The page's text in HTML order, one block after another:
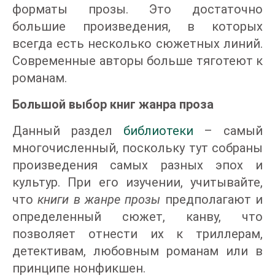
форматы прозы. Это достаточно
большие произведения, в которых
всегда есть несколько сюжетных линий.
Современные авторы больше тяготеют к
романам.
Большой выбор книг жанра проза
Данный раздел библиотеки – самый
многочисленный, поскольку тут собраны
произведения самых разных эпох и
культур. При его изучении, учитывайте,
чтокниги в жанре прозы предполагают и
определенный сюжет, канву, что
позволяет отнести их к триллерам,
детективам, любовным романам или в
принципе нонфикшен.